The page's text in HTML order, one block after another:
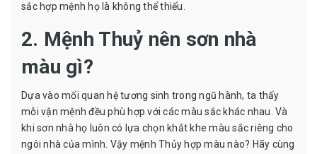
sắc hợp mệnh họ là không thể thiếu.
2. Mệnh Thuỷ nên sơn nhà
màu gì?
Dựa vào mối quan hệ tương sinh trong ngũ hành, ta thấy
mỗi vận mệnh đều phù hợp với các màu sắc khác nhau. Và
khi sơn nhà họ luôn có lựa chọn khắt khe màu sắc riêng cho
ngôi nhà của mình. Vậy mệnh Thủy hợp màu nào? Hãy cùng